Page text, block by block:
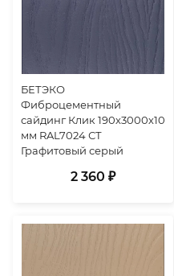
БЕТЭКО
Фиброцементный
сайдинг Клик 190х3000х10
мм RAL7024 СТ
Графитовый серый
2 360 ₽